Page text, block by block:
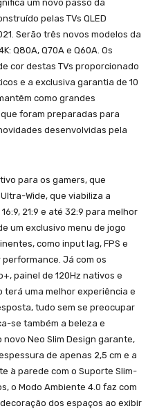
um novo passo da
pelas TVs QLED
Serão três novos modelos da
Q80A, Q70A e Q60A. Os
cor destas TVs proporcionado
e a exclusiva garantia de 10
como grandes
foram preparadas para
desenvolvidas pela
para os gamers, que
Wide, que viabiliza a
21:9 e até 32:9 para melhor
um exclusivo menu de jogo
como input lag, FPS e
Já com os
painel de 120Hz nativos e
terá uma melhor experiência e
tudo sem se preocupar
se também a beleza e
Neo Slim Design garante,
de apenas 2,5 cm e a
à parede com o Suporte Slim-
o Modo Ambiente 4.0 faz com
dos espaços ao exibir